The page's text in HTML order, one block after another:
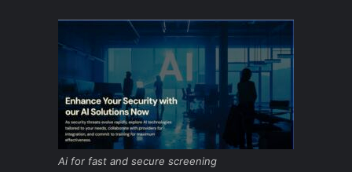
Ai for fast and secure screening